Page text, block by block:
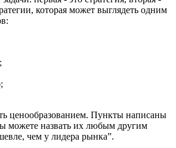
которая может выглядеть одним
ценообразованием. Пункты написаны
можете назвать их любым другим
чем у лидера рынка”.